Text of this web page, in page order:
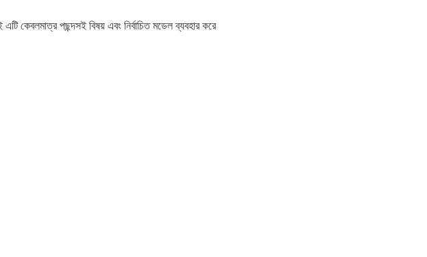
কেবলমাত্র পছন্দসই বিষয় এবং নির্বাচিত মডেল ব্যবহার করে